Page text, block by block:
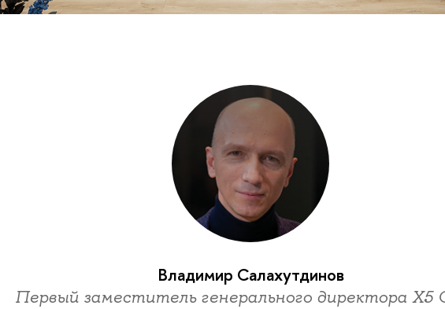
Владимир Салахутдинов
Первый заместитель генерального директора X5